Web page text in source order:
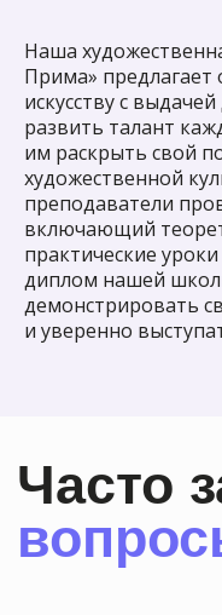
Наша
Прима» предлагает
искусству с
развить талант
им раскрыть свой
художественной
преподаватели
включающий
практические
диплом нашей
демонстрировать
и уверенно
Пробное
рисовать или хочет
с нашей школой